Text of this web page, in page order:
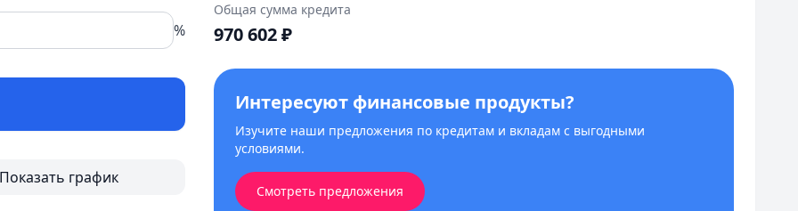
%
Показать график
Общая сумма кредита
970 602₽
Интересуют финансовые продукты?
Изучите наши предложения по кредитам и вкладам с выгодными
условиями.
Смотреть предложения